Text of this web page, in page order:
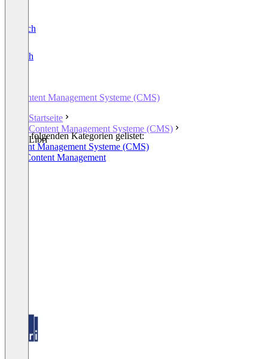
Deutsch
English
Content Management Systeme (CMS)
Startseite
Content Management Systeme (CMS)
Libri
In den folgenden Kategorien gelistet:
Content Management Systeme (CMS)
Web Content Management